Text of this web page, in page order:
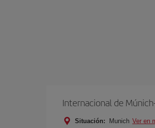
Internacional de
Situación: Munich Ver en